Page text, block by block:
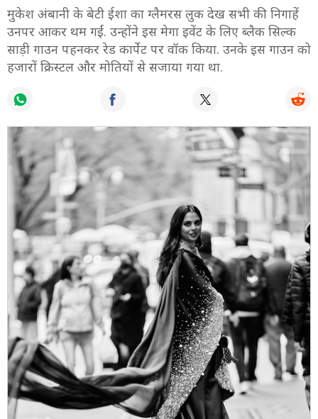
मुकेश अंबानी के बेटी ईशा का ग्लैमरस लुक देख सभी की निगाहें
उनपर आकर थम गईं. उन्होंने इस मेगा इवेंट के लिए ब्लैक सिल्क
साड़ी गाउन पहनकर रेड कार्पेट पर वॉक किया. उनके इस गाउन को
हजारों क्रिस्टल और मोतियों से सजाया गया था.